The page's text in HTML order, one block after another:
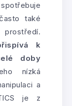
také
prostředí.
k
doby
nízká
a
je z